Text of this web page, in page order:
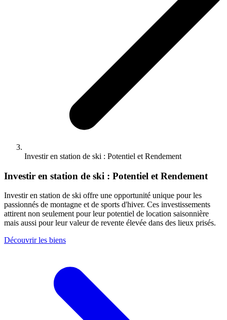
Investir en station de ski : Potentiel et Rendement
Investir en station de ski : Potentiel et Rendement
Investir en station de ski offre une opportunité unique pour les
passionnés de montagne et de sports d'hiver. Ces investissements
attirent non seulement pour leur potentiel de location saisonnière
mais aussi pour leur valeur de revente élevée dans des lieux prisés.
Découvrir les biens